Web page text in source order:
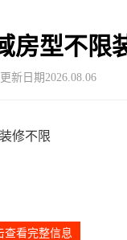
房型不限
更新日期2026.08.06
修不限
查看完整信息